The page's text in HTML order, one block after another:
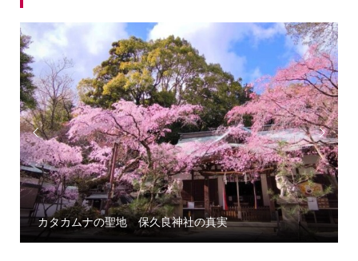

カタカムナの聖地 保久良神社の真実
